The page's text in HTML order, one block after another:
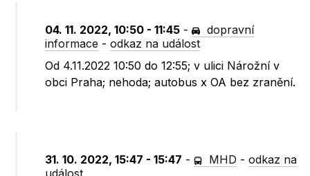
04. 11. 2022, 10:50 - 11:45 -
dopravní
informace -odkaz na událost
Od 4.11.2022 10:50 do 12:55; v ulici Nárožní v
obci Praha; nehoda; autobus x OA bez zranění.
31. 10. 2022, 15:47 - 15:47 - MHD -odkaz na
událost